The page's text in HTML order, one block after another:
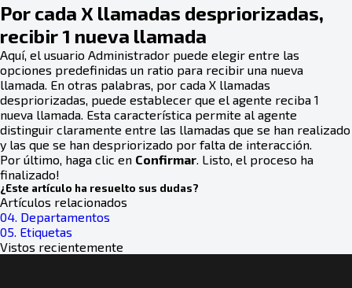
Por cada X llamadas despriorizadas,
recibir 1 nueva llamada
Aquí, el usuario Administrador puede elegir entre las
opciones predefinidas un ratio para recibir una nueva
llamada. En otras palabras, por cada X llamadas
despriorizadas, puede establecer que el agente reciba 1
nueva llamada. Esta característica permite al agente
distinguir claramente entre las llamadas que se han realizado
y las que se han despriorizado por falta de interacción.
Por último, haga clic en Confirmar . Listo, el proceso ha
finalizado!
¿Este artículo ha resuelto sus dudas?
Artículos relacionados
04. Departamentos
05. Etiquetas
Vistos recientemente